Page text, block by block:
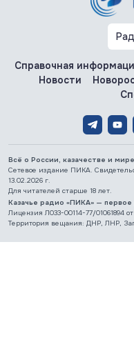
Справочная
Новости
Всё о России, казачестве и
Сетевое издание ПИКА.
13.02.2026 г.
Для читателей старше 18 лет.
Казачье радио «ПИКА» —
Лицензия Л033-00114-77/01061894
Территория вещания: ДНР, ЛНР,